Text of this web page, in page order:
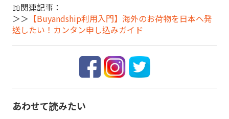
📖関連記事：
＞＞ 【Buyandship利用入門】海外のお荷物を日本へ発
送したい！カンタン申し込みガイド
あわせて読みたい